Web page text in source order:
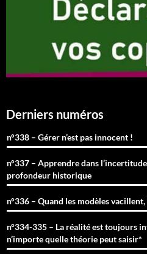
Derniers numéros
n°338 – Gérer n’est pas innocent !
n°337 – Apprendre dans
profondeur historique
n°336 – Quand les modèles
n°334-335 – La réalité est toujours
n’importe quelle théorie peut saisir*